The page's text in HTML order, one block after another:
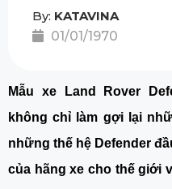
By: KATAVINA
01/01/1970
Mẫu xe
Land Rover
không chỉ làm gợi lại
những thế hệ Defender
của hãng xe cho thế giới